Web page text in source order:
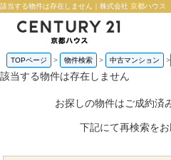
該当する物件は存在しません｜株式会社 京都ハウス
TOPページ 物件検索 中古マンション
該当する物件は存在しません
お探しの物件はご成約済
下記にて再検索をお